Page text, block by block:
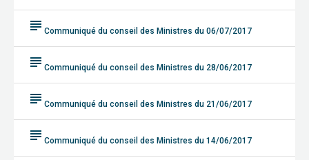
subject Communiqué du conseil des Ministres du 06/07/2017
subject Communiqué du conseil des Ministres du 28/06/2017
subject Communiqué du conseil des Ministres du 21/06/2017
subject Communiqué du conseil des Ministres du 14/06/2017